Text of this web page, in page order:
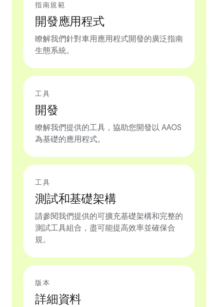
指南規範
開發應用程式
瞭解我們針對車用應用程式開發的廣泛指南
生態系統。
工具
開發
瞭解我們提供的工具，協助您開發以 AAOS
為基礎的應用程式。
工具
測試和基礎架構
請參閱我們提供的可擴充基礎架構和完整的
測試工具組合，盡可能提高效率並確保合
規。
版本
詳細資料